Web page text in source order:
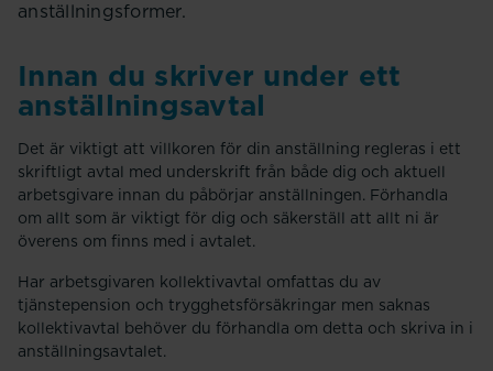
anställningsformer.
Innan du skriver under ett
anställningsavtal
Det är viktigt att villkoren för din anställning regleras i ett
skriftligt avtal med underskrift från både dig och aktuell
arbetsgivare innan du påbörjar anställningen. Förhandla
om allt som är viktigt för dig och säkerställ att allt ni är
överens om finns med i avtalet.
Har arbetsgivaren kollektivavtal omfattas du av
tjänstepension och trygghetsförsäkringar men saknas
kollektivavtal behöver du förhandla om detta och skriva in i
anställningsavtalet.